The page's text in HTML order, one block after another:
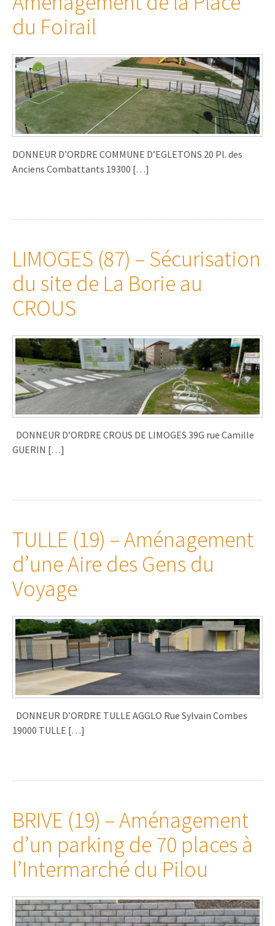
du Foirail
DONNEUR D’ORDRE COMMUNE D’EGLETONS 20 Pl. des
Anciens Combattants 19300 […]
LIMOGES (87) – Sécurisation
du site de La Borie au
CROUS
DONNEUR D’ORDRE CROUS DE LIMOGES 39G rue Camille
GUERIN […]
TULLE (19) – Aménagement
d’une Aire des Gens du
Voyage
DONNEUR D’ORDRE TULLE AGGLO Rue Sylvain Combes
19000 TULLE […]
BRIVE (19) – Aménagement
d’un parking de 70 places à
l’Intermarché du Pilou